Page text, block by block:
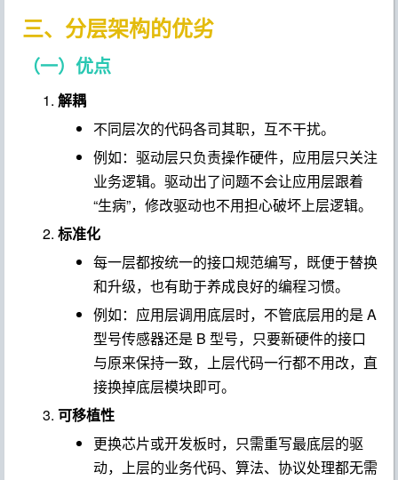
三、分层架构的优劣
（一）优点
解耦
不同层次的代码各司其职，互不干扰。
例如：驱动层只负责操作硬件，应用层只关注
业务逻辑。驱动出了问题不会让应用层跟着
“生病”，修改驱动也不用担心破坏上层逻辑。
标准化
每一层都按统一的接口规范编写，既便于替换
和升级，也有助于养成良好的编程习惯。
例如：应用层调用底层时，不管底层用的是 A
型号传感器还是 B 型号，只要新硬件的接口
与原来保持一致，上层代码一行都不用改，直
接换掉底层模块即可。
可移植性
更换芯片或开发板时，只需重写最底层的驱
动，上层的业务代码、算法、协议处理都无需